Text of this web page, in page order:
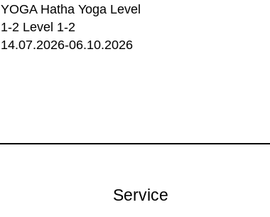
YOGA Hatha Yoga Level
1-2 Level 1-2
14.07.2026-06.10.2026
Service